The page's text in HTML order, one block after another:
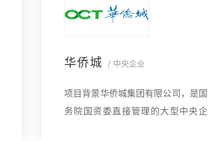
华侨城 / 中央企业
项目背景华侨城集团有限公司，是国
务院国资委直接管理的大型中央企